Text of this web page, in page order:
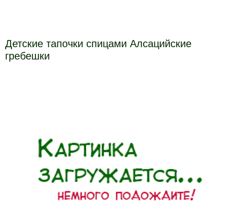
Детские тапочки спицами Алсацийские
гребешки